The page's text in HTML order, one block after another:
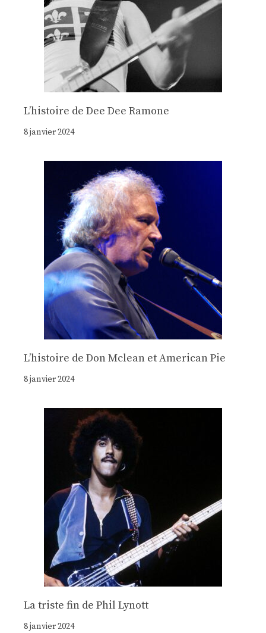
Lʼhistoire de Dee Dee Ramone
8 janvier 2024
Lʼhistoire de Don Mclean et American Pie
8 janvier 2024
La triste fin de Phil Lynott
8 janvier 2024